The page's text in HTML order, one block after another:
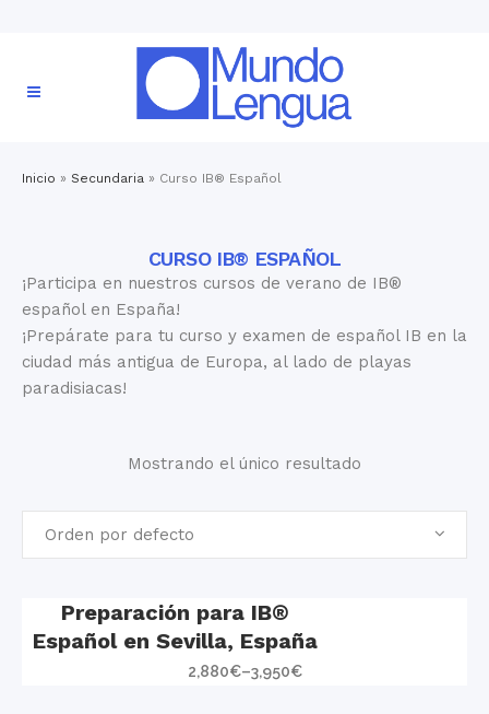
Inicio » Secundaria » Curso IB® Español
CURSO IB® ESPAÑOL
¡Participa en nuestros cursos de verano de IB®
español en España!
¡Prepárate para tu curso y examen de español IB en la
ciudad más antigua de Europa, al lado de playas
paradisiacas!
Mostrando el único resultado
Orden por defecto
Preparación para IB®
Español en Sevilla, España
2,880€–3,950€